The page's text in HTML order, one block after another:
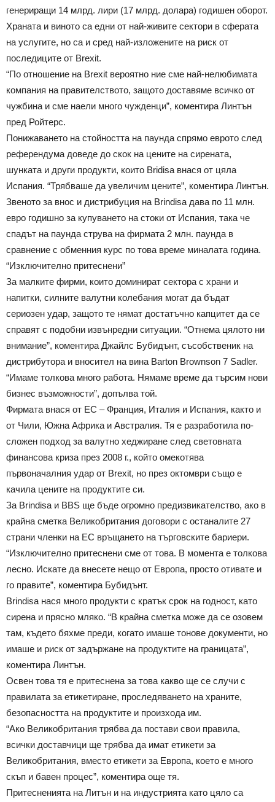
генериращи 14 млрд. лири (17 млрд. долара) годишен оборот.
Храната и виното са едни от най-живите сектори в сферата
на услугите, но са и сред най-изложените на риск от
последиците от Brexit.
“По отношение на Brexit вероятно ние сме най-нелюбимата
компания на правителството, защото доставяме всичко от
чужбина и сме наели много чужденци”, коментира Линтън
пред Ройтерс.
Понижаването на стойността на паунда спрямо еврото след
референдума доведе до скок на цените на сирената,
шунката и други продукти, които Bridisa внася от цяла
Испания. “Трябваше да увеличим цените”, коментира Линтън.
Звеното за внос и дистрибуция на Brindisa дава по 11 млн.
евро годишно за купуването на стоки от Испания, така че
спадът на паунда струва на фирмата 2 млн. паунда в
сравнение с обменния курс по това време миналата година.
“Изключително притеснени”
За малките фирми, които доминират сектора с храни и
напитки, силните валутни колебания могат да бъдат
сериозен удар, защото те нямат достатъчно капцитет да се
справят с подобни извънредни ситуации. “Отнема цялото ни
внимание”, коментира Джайлс Бубидънт, съсобственик на
дистрибутора и вносител на вина Barton Brownson 7 Sadler.
“Имаме толкова много работа. Нямаме време да търсим нови
бизнес възможности”, допълва той.
Фирмата внася от ЕС – Франция, Италия и Испания, както и
от Чили, Южна Африка и Австралия. Тя е разработила по-
сложен подход за валутно хеджиране след световната
финансова криза през 2008 г., който омекотява
първоначалния удар от Brexit, но през октомври също е
качила цените на продуктите си.
За Brindisa и BBS ще бъде огромно предизвикателство, ако в
крайна сметка Великобритания договори с останалите 27
страни членки на ЕС връщането на търговските бариери.
“Изключително притеснени сме от това. В момента е толкова
лесно. Искате да внесете нещо от Европа, просто отивате и
го правите”, коментира Бубидънт.
Brindisa нася много продукти с кратък срок на годност, като
сирена и прясно мляко. “В крайна сметка може да се озовем
там, където бяхме преди, когато имаше тонове документи, но
имаше и риск от задържане на продуктите на границата”,
коментира Линтън.
Освен това тя е притеснена за това какво ще се случи с
правилата за етикетиране, проследяването на храните,
безопасността на продуктите и произхода им.
“Ако Великобритания трябва да постави свои правила,
всички доставчици ще трябва да имат етикети за
Великобритания, вместо етикети за Европа, което е много
скъп и бавен процес”, коментира още тя.
Притесненията на Литън и на индустрията като цяло са